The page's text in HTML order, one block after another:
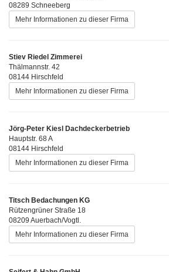
08289 Schneeberg
Mehr Informationen zu dieser Firma
Stiev Riedel Zimmerei
Thälmannstr. 42
08144 Hirschfeld
Mehr Informationen zu dieser Firma
Jörg-Peter Kiesl Dachdeckerbetrieb
Hauptstr. 68 A
08144 Hirschfeld
Mehr Informationen zu dieser Firma
Titsch Bedachungen KG
Rützengrüner Straße 18
08209 Auerbach/Vogtl.
Mehr Informationen zu dieser Firma